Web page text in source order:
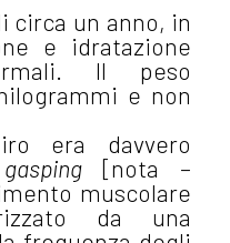
circa un anno, in
e idratazione
Il peso
e non
era davvero
gasping[nota –
muscolare
da una